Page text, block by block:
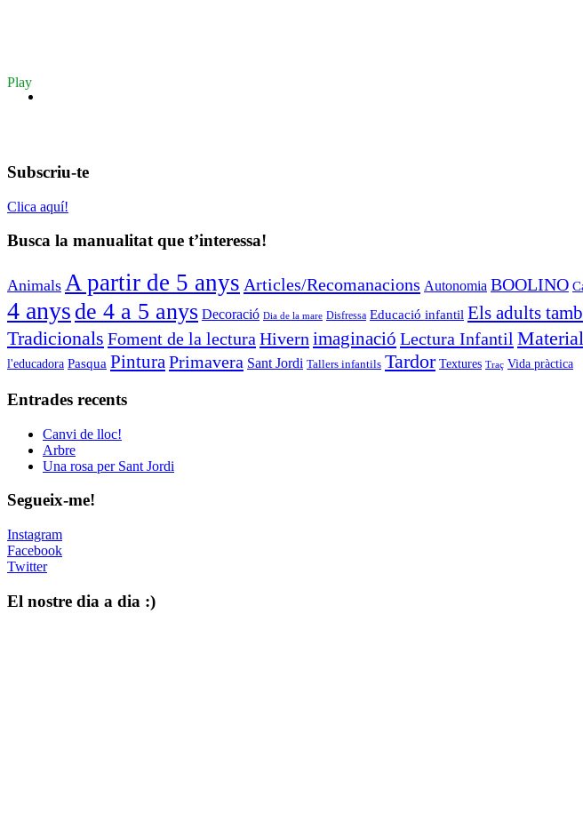
Play
Subscriu-te
Clica aquí!
Busca la manualitat que t’interessa!
Animals A partir de 5 anys Articles/Recomanacions Autonomia BOOLINO
4 anys de 4 a 5 anys Decoració Dia de la mare Disfressa Educació infantil Els adults
Tradicionals Foment de la lectura Hivern imaginació Lectura Infantil
l'educadora Pasqua PinturaPrimavera Sant Jordi Tallers infantils Tardor Textures Traç Vida pràctica
Entrades recents
Canvi de lloc!
Arbre
Una rosa per Sant Jordi
Segueix-me!
Instagram
Facebook
Twitter
El nostre dia a dia :)